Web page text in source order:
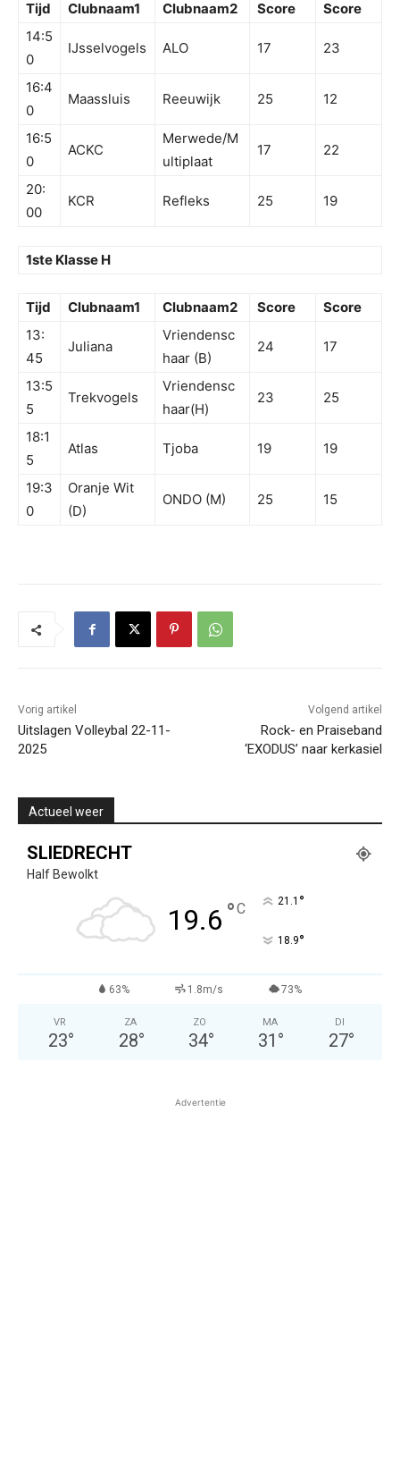
Tijd Clubnaam1 Clubnaam2 Score
Score
14:5
0
IJsselvogels ALO 17 23
16:4
0
Maassluis Reeuwijk 25 12
16:5
0
ACKC
Merwede/M
ultiplaat
17 22
20:
00
KCR Refleks 25 19
1ste Klasse H
Tijd Clubnaam1 Clubnaam2 Score
Score
13:
45
Juliana
Vriendensc
haar (B)
24 17
13:5
5
Trekvogels
Vriendensc
haar(H)
23 25
18:1
5
Atlas Tjoba 19 19
19:3
0
Oranje Wit
(D)
ONDO (M) 25 15
Vorig artikel
Uitslagen Volleybal 22-11-
2025
Volgend artikel
Rock- en Praiseband
‘EXODUS’ naar kerkasiel
Actueel weer
SLIEDRECHT
Half Bewolkt
19.6 °C 21.1 °
18.9°
63% 1.8m/s 73%
VR
23°
ZA
28°
ZO
34°
MA
31 °
DI
27°
Advertentie